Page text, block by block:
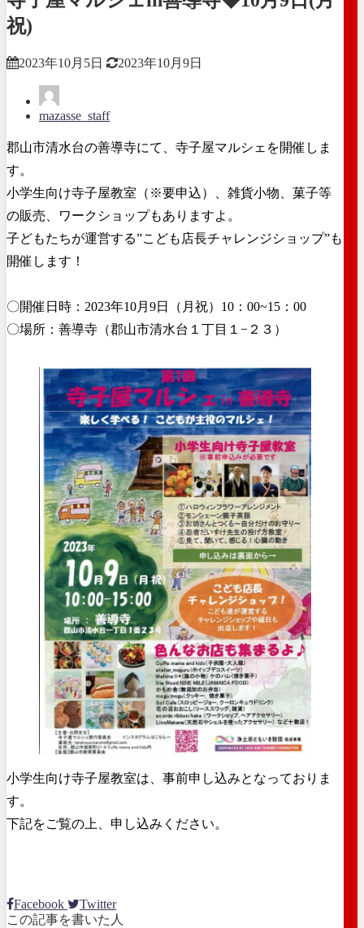
祝)
2023年10月5日 2023年10月9日
mazasse_staff
郡山市清水台の善導寺にて、寺子屋マルシェを開催しま
す。
小学生向け寺子屋教室（※要申込）、雑貨小物、菓子等
の販売、ワークショップもありますよ。
子どもたちが運営する”こども店長チャレンジショップ”も
開催します！
〇開催日時：2023年10月9日（月祝）10：00~15：00
〇場所：善導寺（郡山市清水台１丁目１−２３）
小学生向け寺子屋教室は、事前申し込みとなっておりま
す。
下記をご覧の上、申し込みください。
Facebook
Twitter
この記事を書いた人